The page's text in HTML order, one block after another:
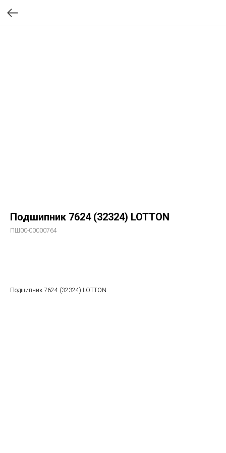
Подшипник 7624 (32324) LOTTON
ПШ00-00000764
Подшипник 7624 (32324) LOTTON